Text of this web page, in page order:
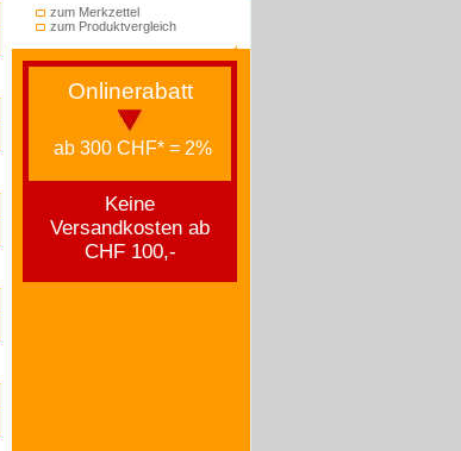
zum Merkzettel
zum Produktvergleich
Onlinerabatt
ab 300 CHF* = 2%
Keine
Versandkosten ab
CHF 100,-